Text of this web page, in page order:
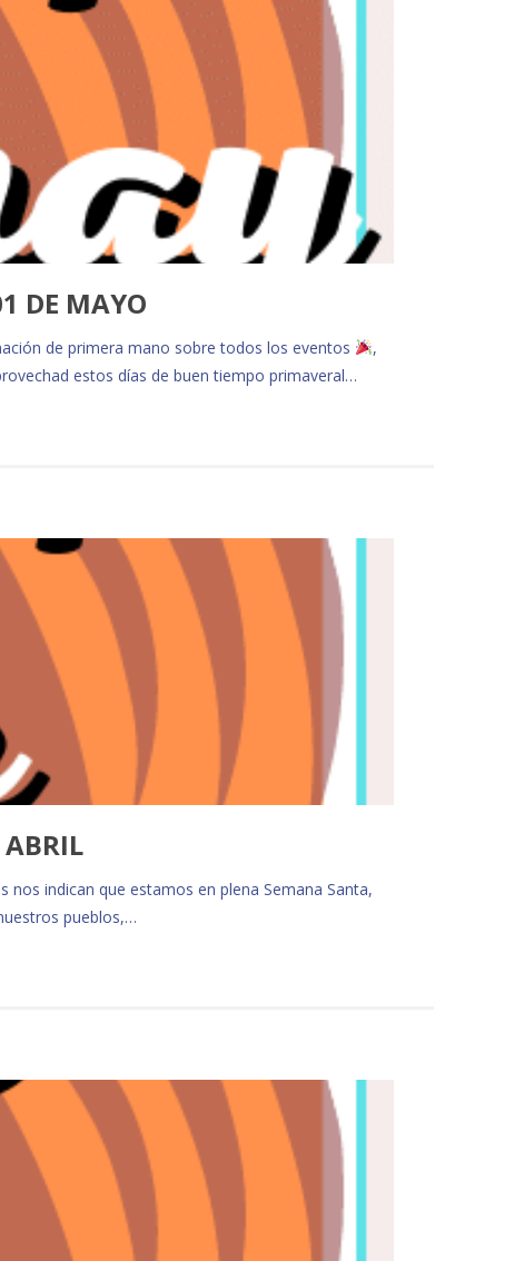
DE MAYO
de primera mano sobre todos los eventos
,
estos días de buen tiempo primaveral…
indican que estamos en plena Semana Santa,
pueblos,…